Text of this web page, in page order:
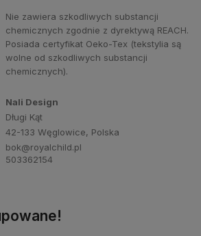
Nie zawiera szkodliwych substancji
chemicznych zgodnie z dyrektywą REACH.
Posiada certyfikat Oeko-Tex (tekstylia są
wolne od szkodliwych substancji
chemicznych).
Nali Design
Długi Kąt
42-133 Węglowice, Polska
bok@royalchild.pl
503362154